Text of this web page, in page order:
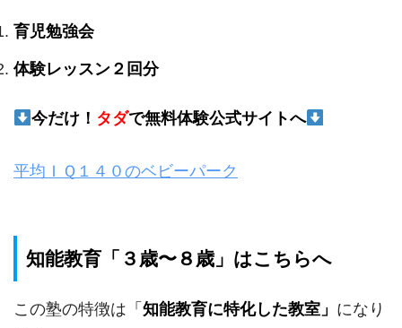
育児勉強会
体験レッスン２回分
今だけ！ タダで無料体験公式サイトへ
平均ＩＱ１４０のベビーパーク
知能教育「３歳〜８歳」はこちらへ
この塾の特徴は 「 知能教育に特化した教室 」 になり